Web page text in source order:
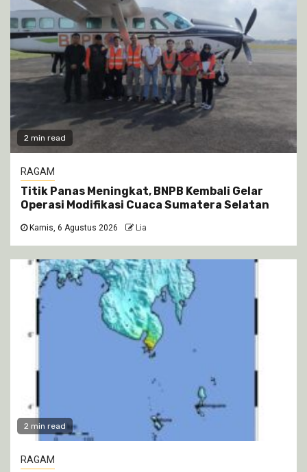
2 min read
RAGAM
Titik Panas Meningkat, BNPB Kembali Gelar
Operasi Modifikasi Cuaca Sumatera Selatan
Kamis, 6 Agustus 2026 Lia
2 min read
RAGAM